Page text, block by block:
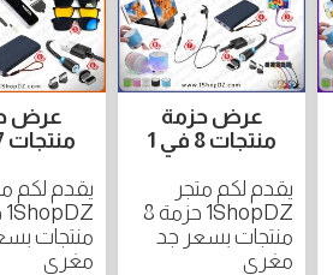
عرض حزمة
منتجات 8 في 1
يقدم لكم متجر
1ShopDZ حزمة 8
منتجات بسعر جد
مغري
عرض
منتجات 7 في 1
يقدم لكم
منتجات
مغري